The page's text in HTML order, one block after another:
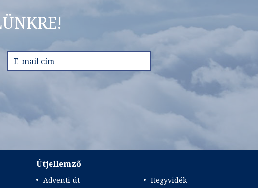
Útjellemző
Adventi út
Hegyvidék